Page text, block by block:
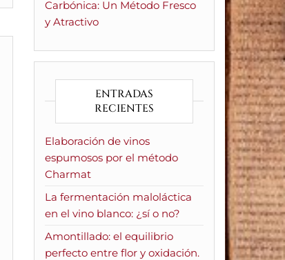
Carbónica: Un Método Fresco
y Atractivo
ENTRADAS
RECIENTES
Elaboración de vinos
espumosos por el método
Charmat
La fermentación maloláctica
en el vino blanco: ¿sí o no?
Amontillado: el equilibrio
perfecto entre flor y oxidación.